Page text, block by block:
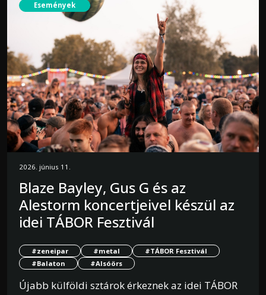
Események
2026. június 11.
Blaze Bayley, Gus G és az
Alestorm koncertjeivel készül az
idei TÁBOR Fesztivál
#zeneipar #metal
#TÁBOR Fesztivál
#Balaton
#Alsóörs
Újabb külföldi sztárok érkeznek az idei TÁBOR